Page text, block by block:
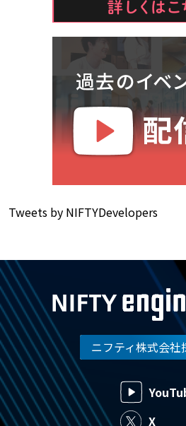
Tweets by NIFTYDevelopers
ニフティ株式会社
X